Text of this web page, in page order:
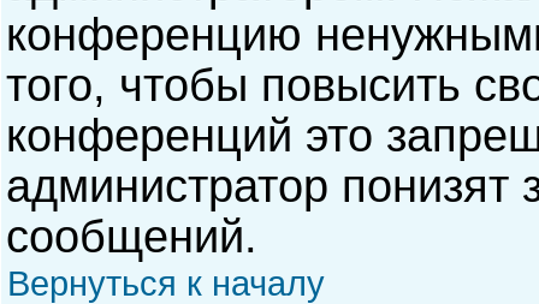
конференцию
того, чтобы повысить
конференций это
администратор понизят
сообщений.
Вернуться к началу